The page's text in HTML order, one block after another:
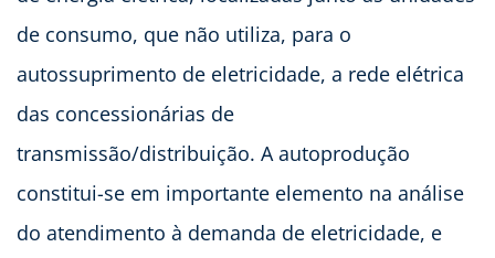
de consumo, que não utiliza, para o
autossuprimento de eletricidade, a rede elétrica
das concessionárias de
transmissão/distribuição. A autoprodução
constitui-se em importante elemento na análise
do atendimento à demanda de eletricidade, e